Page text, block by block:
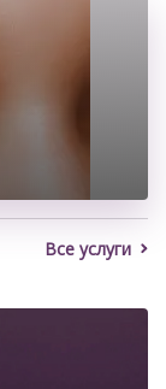
Все услуги